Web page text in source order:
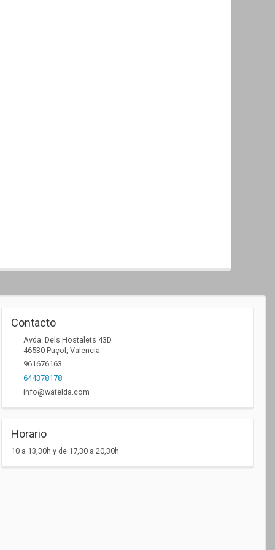
Contacto
Avda. Dels Hostalets 43D
46530 Puçol , Valencia
961676163
644378178
info@watelda.com
Horario
10 a 13,30h y de 17,30 a 20,30h